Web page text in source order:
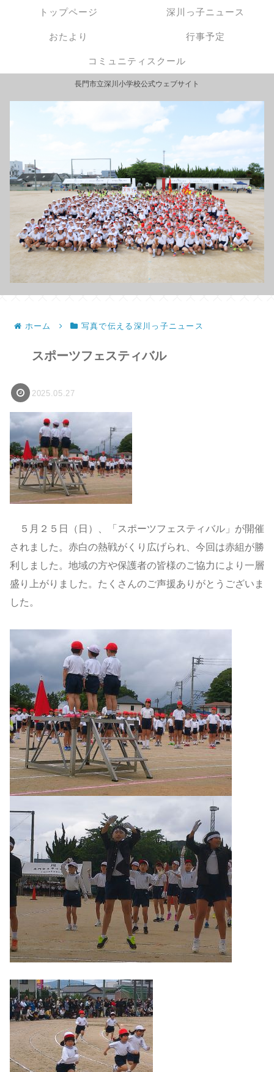
長門市立深川小学校公式ウェブサイト
トップページ 深川っ子ニュース
おたより 行事予定
コミュニティスクール
ホーム 写真で伝える深川っ子ニュース
スポーツフェスティバル
2025.05.27
５月２５日（日）、「スポーツフェスティバル」が開催
されました。赤白の熱戦がくり広げられ、今回は赤組が勝
利しました。地域の方や保護者の皆様のご協力により一層
盛り上がりました。たくさんのご声援ありがとうございま
した。